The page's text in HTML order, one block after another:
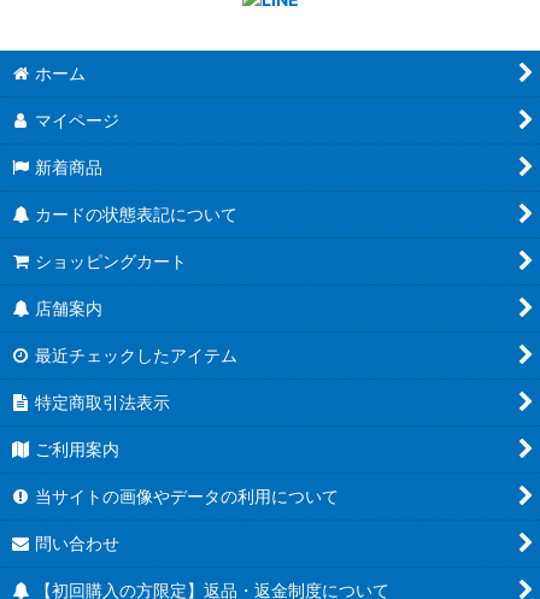
ホーム
マイページ
新着商品
カードの状態表記について
ショッピングカート
店舗案内
最近チェックしたアイテム
特定商取引法表示
ご利用案内
当サイトの画像やデータの利用について
問い合わせ
【初回購入の方限定】返品・返金制度について